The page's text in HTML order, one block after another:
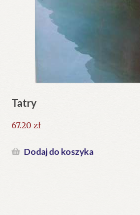
Tatry
67.20 zł
Dodaj do koszyka